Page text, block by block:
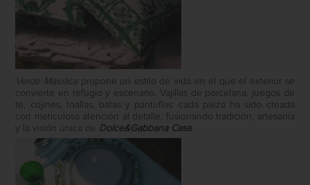
Verde Maiolica propone un estilo de vida en el que el exterior se
convierte en refugio y escenario. Vajillas de porcelana, juegos de
té, cojines, toallas, batas y pantuflas: cada pieza ha sido creada
con meticulosa atención al detalle, fusionando tradición, artesanía
y la visión única de Dolce&Gabbana Casa.